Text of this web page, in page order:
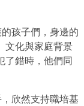
孩子們，身邊的
文化與家庭背景
了錯時，他們同
欣然支持職培基